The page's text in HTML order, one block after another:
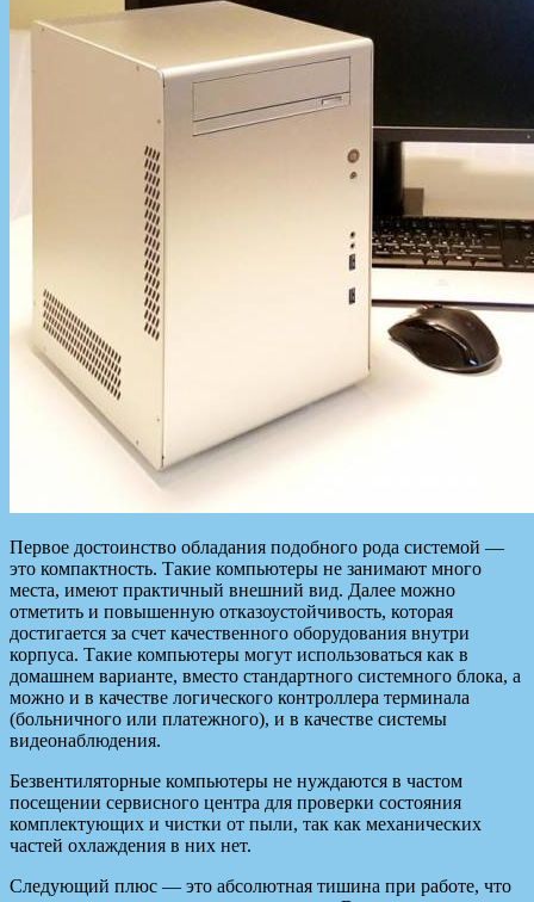
Первое достоинство обладания подобного рода системой —
это компактность. Такие компьютеры не занимают много
места, имеют практичный внешний вид. Далее можно
отметить и повышенную отказоустойчивость, которая
достигается за счет качественного оборудования внутри
корпуса. Такие компьютеры могут использоваться как в
домашнем варианте, вместо стандартного системного блока, а
можно и в качестве логического контроллера терминала
(больничного или платежного), и в качестве системы
видеонаблюдения.
Безвентиляторные компьютеры не нуждаются в частом
посещении сервисного центра для проверки состояния
комплектующих и чистки от пыли, так как механических
частей охлаждения в них нет.
Следующий плюс — это абсолютная тишина при работе, что